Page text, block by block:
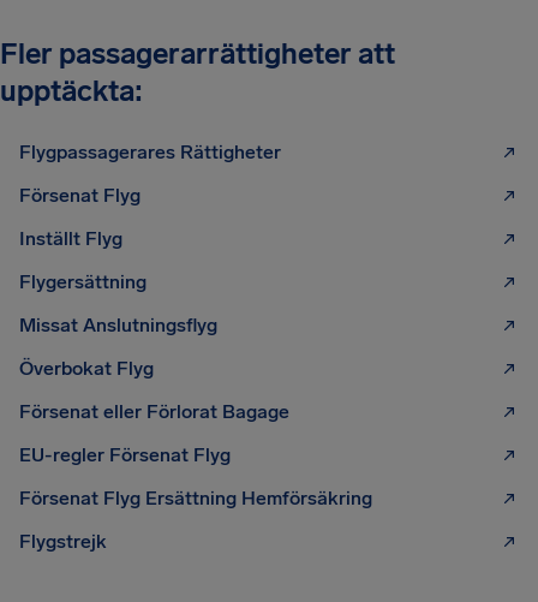
Fler passagerarrättigheter att
upptäckta:
Flygpassagerares Rättigheter
Försenat Flyg
Inställt Flyg
Flygersättning
Missat Anslutningsflyg
Överbokat Flyg
Försenat eller Förlorat Bagage
EU-regler Försenat Flyg
Försenat Flyg Ersättning Hemförsäkring
Flygstrejk